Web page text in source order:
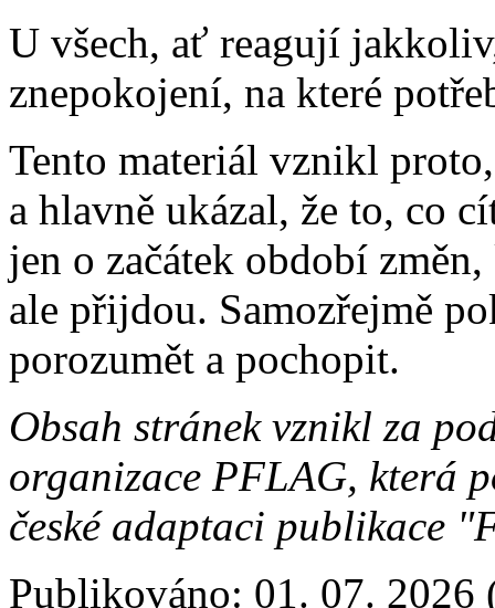
U všech, ať reagují
znepokojení, na které
Tento materiál vznikl
a hlavně ukázal, že to, co
jen o začátek období
ale přijdou. Samozřejmě
porozumět a pochopit.
Obsah stránek vznikl za
organizace PFLAG, která
české adaptaci publikace
Publikováno: 01. 07. 2026